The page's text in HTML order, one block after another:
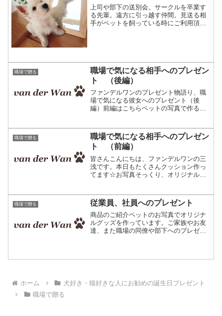
動
上司や部下の送別会。サークルを卒業す
る先輩。遠方に引っ越す仲間。見送る相
手がペットを飼っている時にご利用頂い
職場で贈る
職場で気になる相手へのプレゼン
ト （後編）
ファンデルワンのプレゼント物語り、職
場で気になる彼女へのプレゼント（後
編）前編はこちらペットの写真で作るオ
る。帰り道、コンビニに行ってみた。同
じストラップはもう置いてな...
職場で贈る
職場で気になる相手へのプレゼン
ト （前編）
皆さんこんにちは、ファンデルワンの三
浅です。本日もたくさんクッション作っ
てます☆お写真そっくり、オリジナルク
目的でクッションをご注文して下さいま
す。例えばペットを飼って...
職場で贈る 従業員、社員へのプレゼント
商品のご紹介ペットのお写真でオリジナ
ルグッズを作っています。ご家族やお友
達、また職場の同僚や部下へのプレゼン
ホーム
犬好き・猫好きな人にお勧めの誕生日プレゼント
職場で贈る